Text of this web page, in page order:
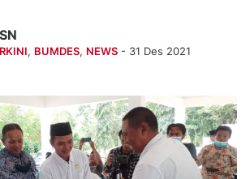
, BUMDES, NEWS - 31 Des 2021